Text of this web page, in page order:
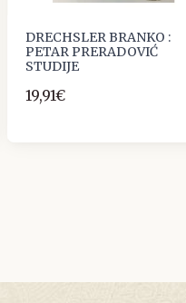
DRECHSLER BRANKO :
PETAR PRERADOVIĆ
STUDIJE
19,91€